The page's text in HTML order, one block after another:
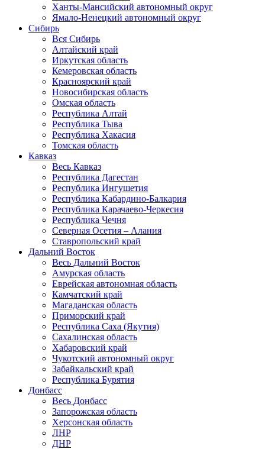
Ханты-Мансийский автономный округ
Ямало-Ненецкий автономный округ
Сибирь
Вся Сибирь
Алтайский край
Иркутская область
Кемеровская область
Красноярский край
Новосибирская область
Омская область
Республика Алтай
Республика Тыва
Республика Хакасия
Томская область
Кавказ
Весь Кавказ
Республика Дагестан
Республика Ингушетия
Республика Кабардино-Балкария
Республика Карачаево-Черкесия
Республика Чечня
Северная Осетия – Алания
Ставропольский край
Дальний Восток
Весь Дальний Восток
Амурская область
Еврейская автономная область
Камчатский край
Магаданская область
Приморский край
Республика Саха (Якутия)
Сахалинская область
Хабаровский край
Чукотский автономный округ
Забайкальский край
Республика Бурятия
Донбасс
Весь Донбасс
Запорожская область
Херсонская область
ЛНР
ДНР